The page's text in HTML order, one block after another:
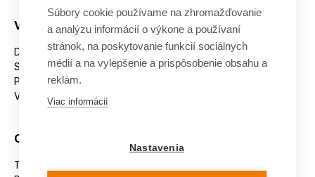
Všetko o nákupe
Dostupnosť tovaru
Spracovanie osobných údajov
Platba
Výmena a vrátenie tovaru
Ostatné
Tabuľka veľkostí
Súbory cookie používame na zhromažďovanie
a analýzu informácií o výkone a používaní
stránok, na poskytovanie funkcií sociálnych
médií a na vylepšenie a prispôsobenie obsahu a
reklám.
Viac informácií
Nastavenia